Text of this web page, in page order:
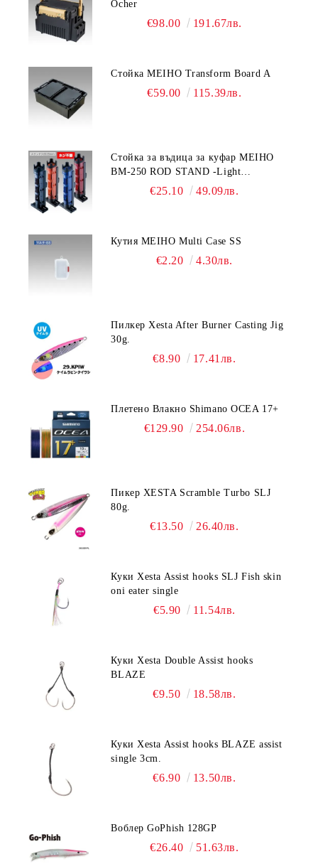
Ocher
€98.00 191.67лв.
Стойка MEIHO Transform Board A
€59.00 115.39лв.
Стойка за въдица за куфар MEIHO
BM-250 ROD STAND -Light
Blue/Black color
€25.10 49.09лв.
Кутия MEIHO Multi Case SS
€2.20 4.30лв.
Пилкер Xesta After Burner Casting Jig
30g.
€8.90 17.41лв.
Плетено Влакно Shimano OCEA 17+
€129.90 254.06лв.
Пикер XESTA Scramble Turbo SLJ
80g.
€13.50 26.40лв.
Куки Xesta Assist hooks SLJ Fish skin
oni eater single
€5.90 11.54лв.
Куки Xesta Double Assist hooks
BLAZE
€9.50 18.58лв.
Куки Xesta Assist hooks BLAZE assist
single 3cm.
€6.90 13.50лв.
Воблер GoPhish 128GP
€26.40 51.63лв.